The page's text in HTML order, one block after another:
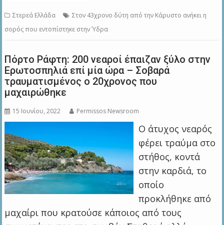
Στερεά Ελλάδα
Στον 43χρονο δύτη από την Κάρυστο ανήκει η
σορός που εντοπίστηκε στην Ύδρα
Πόρτο Ράφτη: 200 νεαροί έπαιζαν ξύλο στην
Ερωτοσπηλιά επί μία ώρα – Σοβαρά
τραυματισμένος ο 20χρονος που
μαχαιρώθηκε
15 Ιουνίου, 2022 Permissos Newsroom
Ο άτυχος νεαρός
φέρει τραύμα στο
στήθος, κοντά
στην καρδιά, το
οποίο
προκλήθηκε από
μαχαίρι που κρατούσε κάποιος από τους